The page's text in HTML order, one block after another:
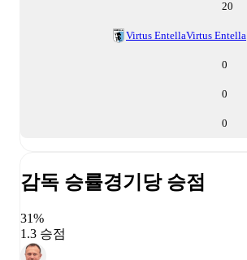
20
Virtus EntellaVirtus Entella
0
0
0
감독 승률경기당 승점
31%
1.3 승점